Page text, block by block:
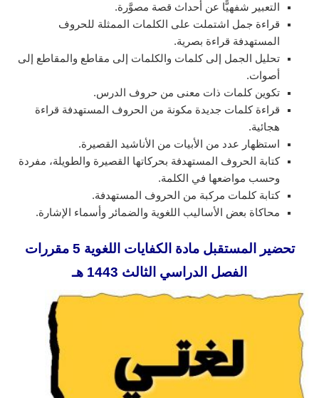
التعبير شفهيًّا عن أحداث قصة مصوَّرة.
قراءة جمل اشتملت على الكلمات الممثلة للحروف
المستهدفة قراءة بصرية.
تحليل الجمل إلى كلمات والكلمات إلى مقاطع والمقاطع إلى
أصوات.
تكوين كلمات ذات معنى من حروف الدرس.
قراءة كلمات جديدة مكونة من الحروف المستهدفة قراءة
هجائية.
استظهار عدد من الأبيات من الأناشيد القصيرة.
كتابة الحروف المستهدفة بحركاتها القصيرة والطويلة، مفردة
وحسب مواضعها في الكلمة.
كتابة كلمات مركبة من الحروف المستهدفة.
محاكاة بعض الأساليب اللغوية والضمائر وأسماء الإشارة.
تحضير المستقبل مادة الكفايات اللغوية 5 مقررات
الفصل الدراسي الثالث 1443 هـ